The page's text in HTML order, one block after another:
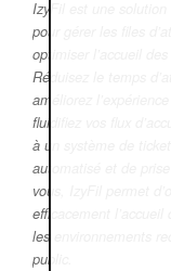
IzyFil est une solution
pour gérer les files
optimiser l’accueil des
Réduisez le temps
améliorez l’expérience
fluidifiez vos flux
à un système de
automatisé et de prise
vous, IzyFil permet
efficacement l’accueil
les environnements
public.